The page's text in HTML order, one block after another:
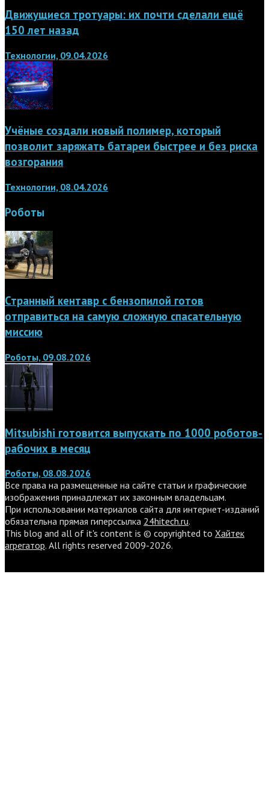
Движущиеся тротуары: их почти сделали ещё
150 лет назад
Технологии, 09.04.2026
Учёные создали новый полимер, который
позволит заряжать батареи быстрее и без риска
возгорания
Технологии, 08.04.2026
Роботы
Странный кентавр с бензопилой готов
отправиться на самую сложную спасательную
миссию
Роботы, 09.08.2026
Mitsubishi готовится выпускать по 1000 роботов-
рабочих в месяц
Роботы, 08.08.2026
Все права на размещенные на сайте статьи и графические
изображения принадлежат их законным владельцам.
При использовании материалов сайта для интернет-изданий
обязательна прямая гиперссылка 24hitech.ru.
This blog and all of it's content is © copyrighted to Хайтек
агрегатор. All rights reserved 2009-2026.